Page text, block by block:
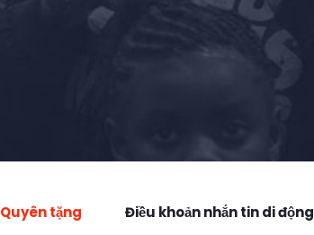
Quyên tặng
Điều khoản nhắn tin di động